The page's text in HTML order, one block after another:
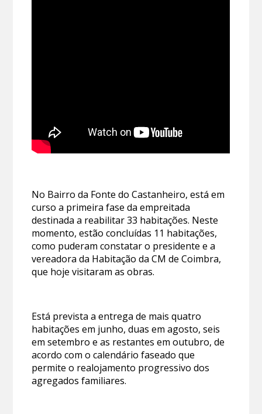
No Bairro da Fonte do Castanheiro, está em
curso a primeira fase da empreitada
destinada a reabilitar 33 habitações. Neste
momento, estão concluídas 11 habitações,
como puderam constatar o presidente e a
vereadora da Habitação da CM de Coimbra,
que hoje visitaram as obras.
Está prevista a entrega de mais quatro
habitações em junho, duas em agosto, seis
em setembro e as restantes em outubro, de
acordo com o calendário faseado que
permite o realojamento progressivo dos
agregados familiares.